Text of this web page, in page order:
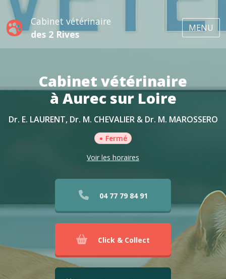
Cabinet vétérinaire
des 2 Rives
MENU
Cabinet vétérinaire
à Aurec sur Loire
Dr. E. LAURENT, Dr. M. CHEVALIER & Dr. M. MAROSSERO
• Fermé
Voir les horaires
04 77 79 84 91
Click & Collect